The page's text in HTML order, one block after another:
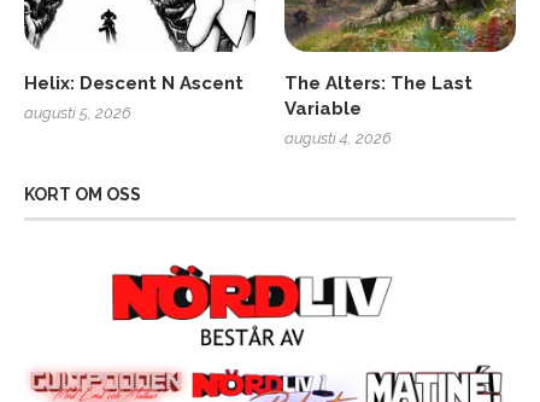
Helix: Descent N Ascent
augusti 5, 2026
The Alters: The Last
Variable
augusti 4, 2026
KORT OM OSS